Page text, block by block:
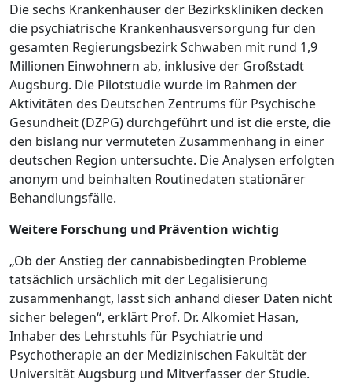
Die sechs Krankenhäuser der Bezirkskliniken decken
die psychiatrische Krankenhausversorgung für den
gesamten Regierungsbezirk Schwaben mit rund 1,9
Millionen Einwohnern ab, inklusive der Großstadt
Augsburg. Die Pilotstudie wurde im Rahmen der
Aktivitäten des Deutschen Zentrums für Psychische
Gesundheit (DZPG) durchgeführt und ist die erste, die
den bislang nur vermuteten Zusammenhang in einer
deutschen Region untersuchte. Die Analysen erfolgten
anonym und beinhalten Routinedaten stationärer
Behandlungsfälle.
Weitere Forschung und Prävention wichtig
„Ob der Anstieg der cannabisbedingten Probleme
tatsächlich ursächlich mit der Legalisierung
zusammenhängt, lässt sich anhand dieser Daten nicht
sicher belegen“, erklärt Prof. Dr. Alkomiet Hasan,
Inhaber des Lehrstuhls für Psychiatrie und
Psychotherapie an der Medizinischen Fakultät der
Universität Augsburg und Mitverfasser der Studie.